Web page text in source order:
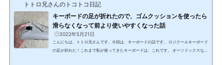
トトロ兄さんのトコトコ日記
キーボードの足が折れたので、ゴムクッションを使ったら
滑らなくなって前より使いやすくなった話
2022年5月21日
こんにちは、トトロ兄さんです。今回は、キーボードの話です。 ロジクールキーボード
の足が折れた！これまで私が使ってきたキーボードは、これです。 オーソドックスなワ